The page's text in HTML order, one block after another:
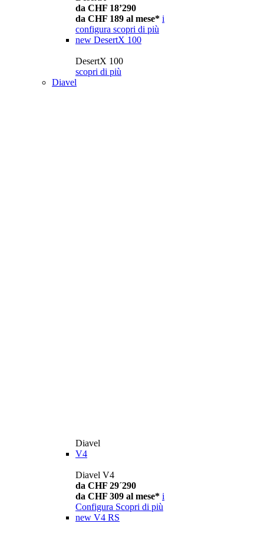
da CHF 18’290
da CHF 189 al mese* i
configura scopri di più
new DesertX 100
DesertX 100
scopri di più
Diavel
Diavel
V4
Diavel V4
da CHF 29´290
da CHF 309 al mese* i
Configura Scopri di più
new V4 RS